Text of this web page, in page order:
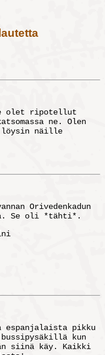
olet ripotellut
ne. Olen
löysin näille
Orivedenkadun
Se oli *tähti*.
espanjalaista pikku
kun
siinä käy. Kaikki